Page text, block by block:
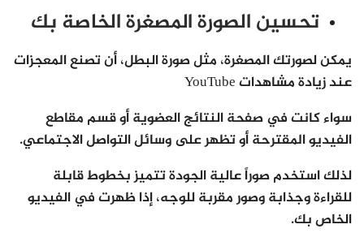
تحسين الصورة المصغرة الخاصة بك
يمكن لصورتك المصغرة، مثل صورة البطل، أن تصنع المعجزات
عند زيادة مشاهدات YouTube
سواء كانت في صفحة النتائج العضوية أو قسم مقاطع
الفيديو المقترحة أو تظهر على وسائل التواصل الاجتماعي.
لذلك استخدم صوراً عالية الجودة تتميز بخطوط قابلة
للقراءة وجذابة وصور مقربة للوجه، إذا ظهرت في الفيديو
الخاص بك.